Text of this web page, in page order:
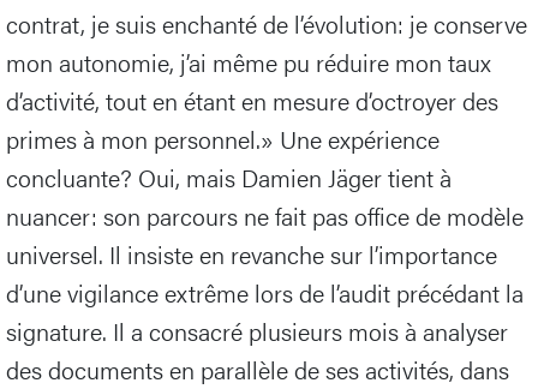
contrat, je suis enchanté de l’évolution: je conserve
mon autonomie, j’ai même pu réduire mon taux
d’activité, tout en étant en mesure d’octroyer des
primes à mon personnel.» Une expérience
concluante? Oui, mais Damien Jäger tient à
nuancer: son parcours ne fait pas office de modèle
universel. Il insiste en revanche sur l’importance
d’une vigilance extrême lors de l’audit précédant la
signature. Il a consacré plusieurs mois à analyser
des documents en parallèle de ses activités, dans